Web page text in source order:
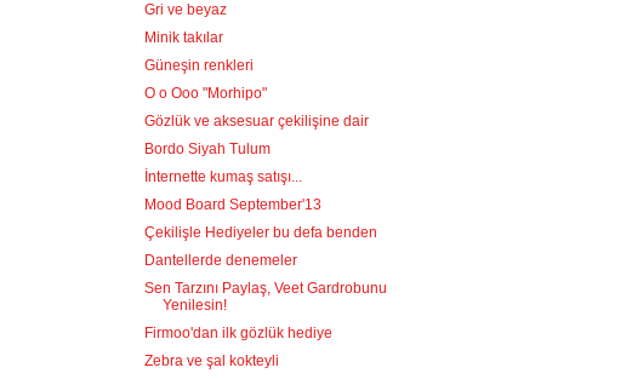
Gri ve beyaz
Minik takılar
Güneşin renkleri
O o Ooo "Morhipo"
Gözlük ve aksesuar çekilişine dair
Bordo Siyah Tulum
İnternette kumaş satışı...
Mood Board September'13
Çekilişle Hediyeler bu defa benden
Dantellerde denemeler
Sen Tarzını Paylaş, Veet Gardrobunu
Yenilesin!
Firmoo'dan ilk gözlük hediye
Zebra ve şal kokteyli